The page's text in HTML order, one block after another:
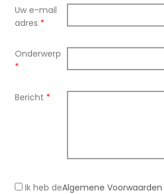
Uw e-mail
adres *
Onderwerp
*
Bericht *
Ik heb deAlgemene Voorwaarden